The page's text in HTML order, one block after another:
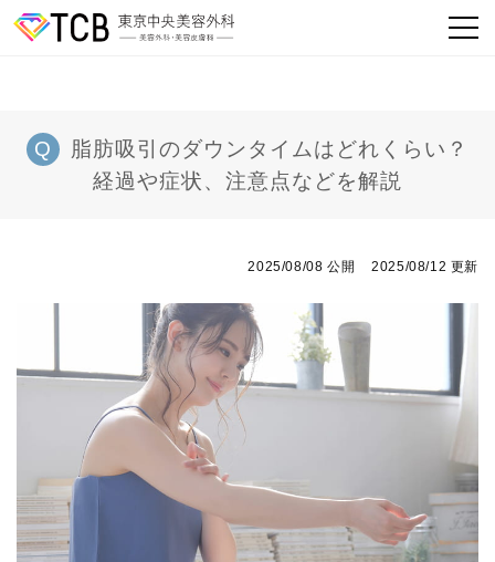
脂肪吸引のダウンタイムはどれくらい？
経過や症状、注意点などを解説
2025/08/08 公開 2025/08/12 更新